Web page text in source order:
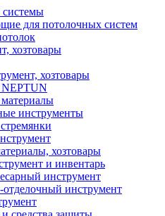
для потолочных систем
хозтовары
хозтовары
инструменты
хозтовары
и инвентарь
инструмент
инструмент